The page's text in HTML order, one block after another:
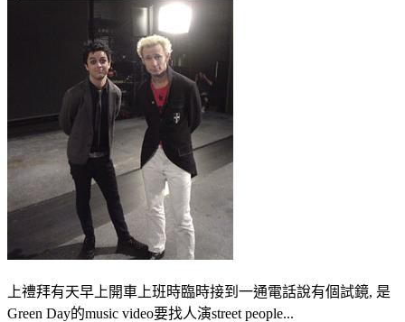
上禮拜有天早上開車上班時臨時接到一通電話說有個試鏡, 是
Green Day的music video要找人演street people...